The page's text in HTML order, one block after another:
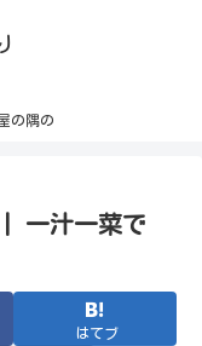
の隅の
一汁一菜で
はてブ